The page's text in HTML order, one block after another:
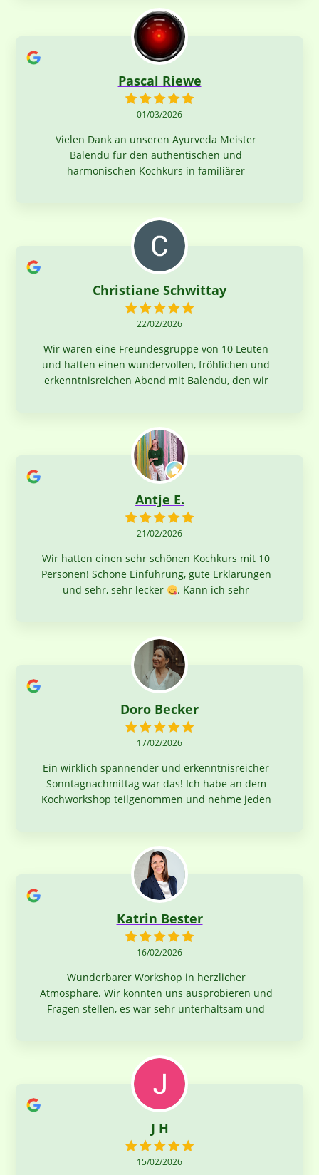
In 4 Stunden mit 10 "kochwilligen
Ayurveda-Abenteurern"
5 aufeinander
abgestimmte genial einfache und leckere
Gerichte kreiert ~ und ~ genüsslich verspeist
machen solche unkomplizierten Workshops
einfach nur Spaß ~ und gesund ist es obendrein
Von Herzen
DANKEschön
Balendu, für Deine liebevolle Vorbereitung und
Durchführung, für all Deine Informationen und
vor Allem auch das sehr gemütliche Ambiente
Pascal Riewe
01/03/2026
Vielen Dank an unseren Ayurveda Meister
Balendu für den authentischen und
harmonischen Kochkurs in familiärer
Christiane Schwittay
22/02/2026
Wir waren eine Freundesgruppe von 10 Leuten
und hatten einen wundervollen, fröhlichen und
erkenntnisreichen Abend mit Balendu, den wir
Tradition und Werte. Vielen Dank, Balendu!
Antje E.
21/02/2026
Wir hatten einen sehr schönen Kochkurs mit 10
Personen! Schöne Einführung, gute Erklärungen
und sehr, sehr lecker
. Kann ich sehr
Doro Becker
17/02/2026
Ein wirklich spannender und erkenntnisreicher
Sonntagnachmittag war das! Ich habe an dem
Kochworkshop teilgenommen und nehme jeden
schönen Nachmittag!
Katrin Bester
16/02/2026
Wunderbarer Workshop in herzlicher
Atmosphäre. Wir konnten uns ausprobieren und
Fragen stellen, es war sehr unterhaltsam und
sein Team für dieses Erlebnis.
J H
15/02/2026